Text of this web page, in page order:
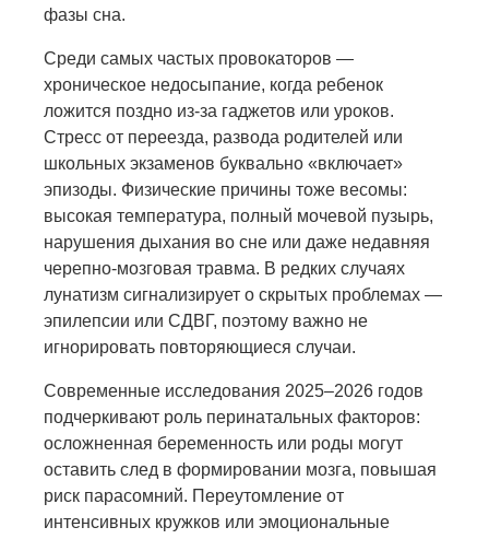
фазы сна.
Среди самых частых провокаторов —
хроническое недосыпание, когда ребенок
ложится поздно из-за гаджетов или уроков.
Стресс от переезда, развода родителей или
школьных экзаменов буквально «включает»
эпизоды. Физические причины тоже весомы:
высокая температура, полный мочевой пузырь,
нарушения дыхания во сне или даже недавняя
черепно-мозговая травма. В редких случаях
лунатизм сигнализирует о скрытых проблемах —
эпилепсии или СДВГ, поэтому важно не
игнорировать повторяющиеся случаи.
Современные исследования 2025–2026 годов
подчеркивают роль перинатальных факторов:
осложненная беременность или роды могут
оставить след в формировании мозга, повышая
риск парасомний. Переутомление от
интенсивных кружков или эмоциональные